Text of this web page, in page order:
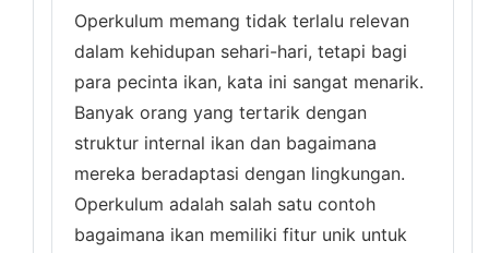
Operkulum memang tidak terlalu relevan
dalam kehidupan sehari-hari, tetapi bagi
para pecinta ikan, kata ini sangat menarik.
Banyak orang yang tertarik dengan
struktur internal ikan dan bagaimana
mereka beradaptasi dengan lingkungan.
Operkulum adalah salah satu contoh
bagaimana ikan memiliki fitur unik untuk